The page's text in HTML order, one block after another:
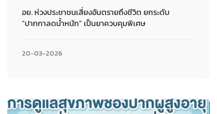
อย. ห่วงประชาชนเสี่ยงอันตรายถึงชีวิต ยกระดับ
“ปากกาลดน้ำหนัก” เป็นยาควบคุมพิเศษ
20-03-2026